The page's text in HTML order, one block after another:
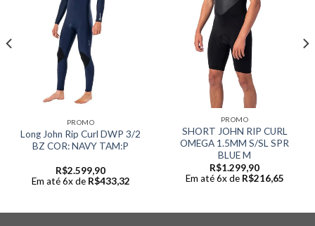
PROMO
Long John Rip Curl DWP 3/2
BZ COR: NAVY TAM:P
R$2.599,90
Em até 6x de R$433,32
PROMO
SHORT JOHN RIP CURL
OMEGA 1.5MM S/SL SPR
BLUE M
R$1.299,90
Em até 6x de R$216,65